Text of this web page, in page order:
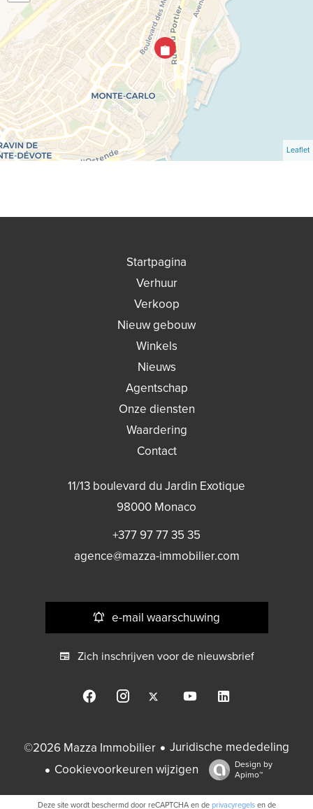
Leaflet
Startpagina
Verhuur
Verkoop
Nieuw gebouw
Winkels
Nieuws
Agentschap
Onze diensten
Waardering
Contact
11/13 boulevard du Jardin Exotique
98000 Monaco
+377 97 77 35 35
agence@mazza-immobilier.com
e-mail waarschuwing
Zich inschrijven voor de nieuwsbrief
©2026 Mazza Immobilier
Juridische mededeling
Cookievoorkeuren wijzigen
Design by
Apimo™
Deze site wordt beschermd door reCAPTCHA en de privacyregelsen de